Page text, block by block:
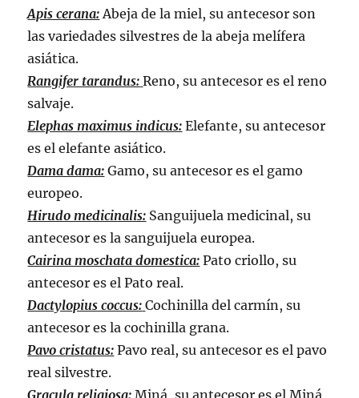
Apis cerana: Abeja de la miel, su antecesor son
las variedades silvestres de la abeja melífera
asiática.
Rangifer tarandus: Reno, su antecesor es el reno
salvaje.
Elephas maximus indicus: Elefante, su antecesor
es el elefante asiático.
Dama dama: Gamo, su antecesor es el gamo
europeo.
Hirudo medicinalis: Sanguijuela medicinal, su
antecesor es la sanguijuela europea.
Cairina moschata domestica: Pato criollo, su
antecesor es el Pato real.
Dactylopius coccus: Cochinilla del carmín, su
antecesor es la cochinilla grana.
Pavo cristatus: Pavo real, su antecesor es el pavo
real silvestre.
Gracula religiosa: Miná, su antecesor es el Miná